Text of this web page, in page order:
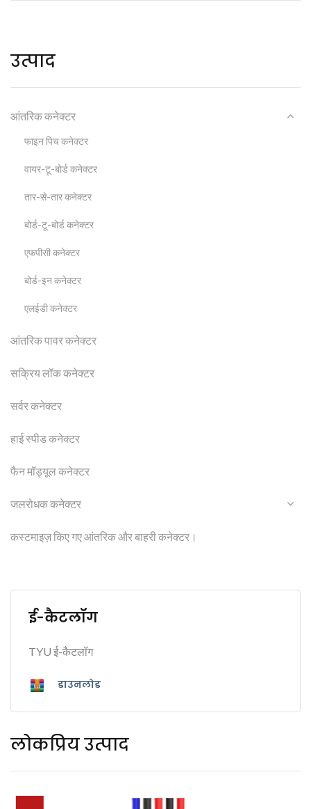
उत्पाद
आंतरिक कनेक्टर
फाइन पिच कनेक्टर
वायर-टू-बोर्ड कनेक्टर
तार-से-तार कनेक्टर
बोर्ड-टू-बोर्ड कनेक्टर
एफपीसी कनेक्टर
बोर्ड-इन कनेक्टर
एलईडी कनेक्टर
आंतरिक पावर कनेक्टर
सक्रिय लॉक कनेक्टर
सर्वर कनेक्टर
हाई स्पीड कनेक्टर
फैन मॉड्यूल कनेक्टर
जलरोधक कनेक्टर
कस्टमाइज़ किए गए आंतरिक और बाहरी कनेक्टर।
ई-कैटलॉग
TYU ई-कैटलॉग
डाउनलोड
लोकप्रिय उत्पाद